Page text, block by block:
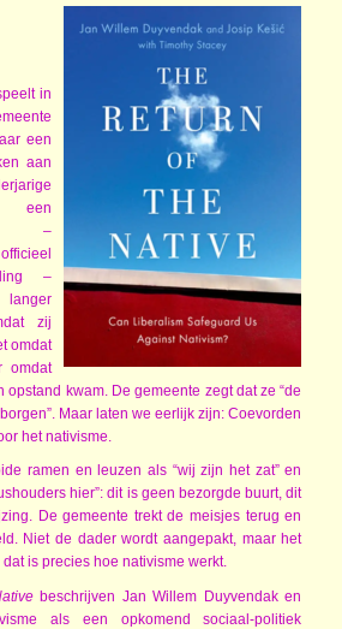
in
een
aan
een
–
–
zij
omdat
omdat
opstand kwam. De gemeente zegt dat ze “de
Maar laten we eerlijk zijn: Coevorden
het nativisme.
ramen en leuzen als “wij zijn het zat” en
hier”: dit is geen bezorgde buurt, dit
De gemeente trekt de meisjes terug en
Niet de dader wordt aangepakt, maar het
is precies hoe nativisme werkt.
beschrijven Jan Willem Duyvendak en
als een opkomend sociaal-politiek